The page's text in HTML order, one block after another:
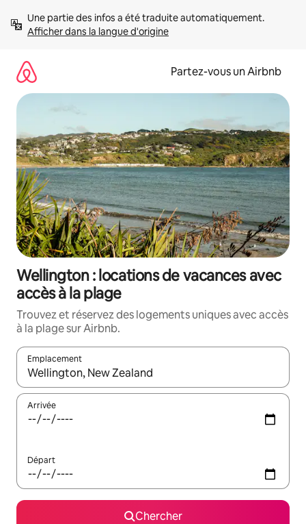
directement
Afficher dans la langue d'origine
Partez-vous un Airbnb
Wellington : locations de vacances avec
accès à la plage
Trouvez et réservez des logements uniques avec accès
à la plage sur Airbnb.
Emplacement
Quand les résultats sont affichés, parcourez-les en utilisant
Arrivée
Départ
Chercher